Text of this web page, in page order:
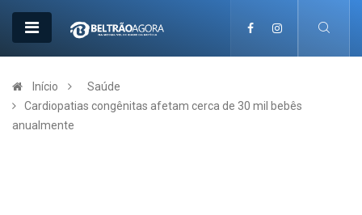
Início
Saúde
Cardiopatias congênitas afetam cerca de 30 mil bebês
anualmente